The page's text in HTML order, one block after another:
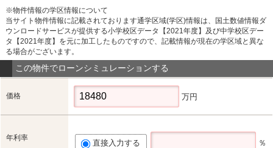
※物件情報の学区情報について
当サイト物件情報に記載されております通学区域(学区)情報は、国土数値情報ダ
ウンロードサービスが提供する小学校区データ【2021年度】及び中学校区デー
タ【2021年度】を元に加工したものですので、記載情報が現在の学区域と異な
る場合がございます。
この物件でローンシミュレーションする
価格 万円
年利率
直接入力する ％